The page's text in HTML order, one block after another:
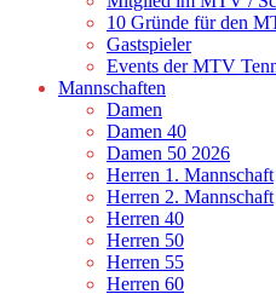
10 Gründe für den
Gastspieler
Events der MTV
Mannschaften
Damen
Damen 40
Damen 50 2026
Herren 1. Mannschaft
Herren 2. Mannschaft
Herren 40
Herren 50
Herren 55
Herren 60